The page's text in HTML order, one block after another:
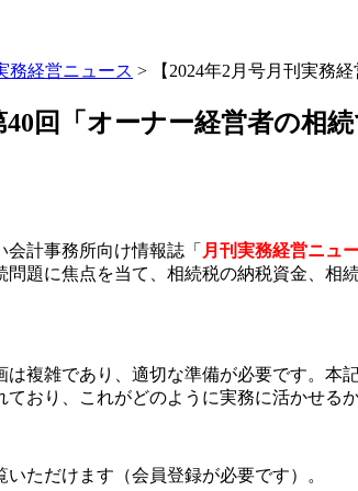
務経営ニュース > 【2024年2月号月刊実務
回「オーナー経営者の相
計事務所向け情報誌「 月刊実務経営ニュ
題に焦点を当て、相続税の納税資金、
複雑であり、適切な準備が必要です。
おり、これがどのように実務に活かせる
ただけます（会員登録が必要です）。